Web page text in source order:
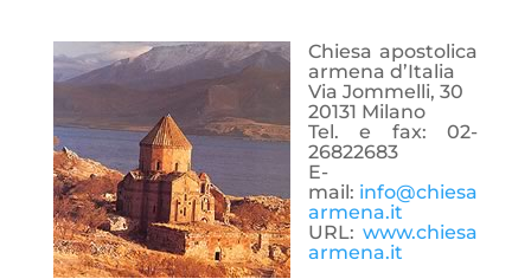
Chiesa apostolica
armena d’Italia
Via Jommelli, 30
20131 Milano
Tel. e fax: 02-
26822683
E-
mail: info@chiesa
armena.it
URL:www.chiesa
armena.it